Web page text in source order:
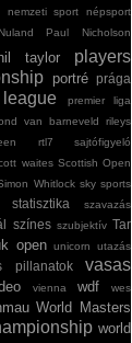
nemzeti sport
népsport
Nuland Paul Nicholson
taylor
players
portré prága
premier liga
van barneveld
rileys
rtl7 sajtófigyeló
waites Scottish Open
Whitlock sky sports
statisztika szavazás
színes szubjektív Tar
open unicorn utazás
pillanatok vasas
vienna wdf
wes
World Masters
world